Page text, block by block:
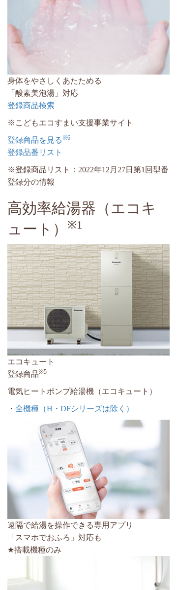
身体をやさしくあたためる
「酸素美泡湯」対応
登録商品検索
※こどもエコすまい支援事業サイト
登録商品を見る※6
登録品番リスト
※登録商品リスト：2022年12月27日第1回型番
登録分の情報
高効率給湯器（エコキ
ュート）
※1
エコキュート
登録商品※5
電気ヒートポンプ給湯機（エコキュート）
・ 全機種（H・DFシリーズは除く）
遠隔で給湯を操作できる専用アプリ
「スマホでおふろ」対応も
★搭載機種のみ